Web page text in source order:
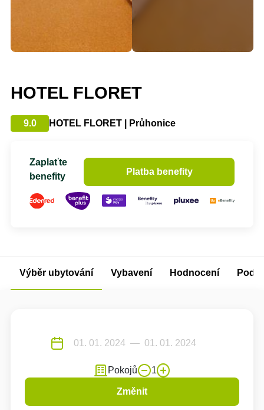
HOTEL FLORET
9.0 HOTEL FLORET | Průhonice
Zaplaťte
benefity
Platba benefity
Výběr ubytování Vybavení Hodnocení
Pokojů 1
Změnit